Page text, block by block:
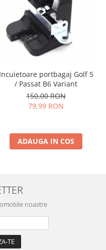
Incuietoare portbagaj Golf 5
/ Passat B6 Variant
150,00 RON
79,99 RON
ADAUGA IN COS
noastre